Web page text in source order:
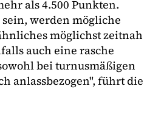
als 4.500 Punkten.
werden mögliche
möglichst zeitnah
auch eine rasche
bei turnusmäßigen
anlassbezogen", führt die